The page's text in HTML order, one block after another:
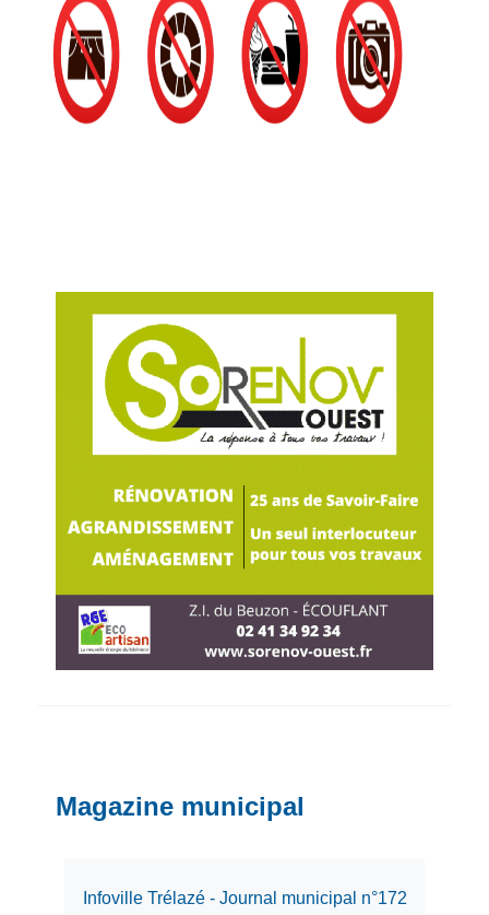
Magazine municipal
Infoville Trélazé - Journal municipal n°172